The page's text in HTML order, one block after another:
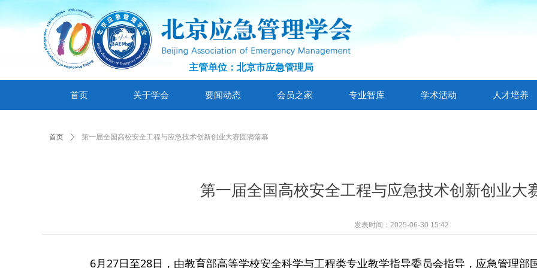
主管单位：北京市应急管理局
首页 关于学会 要闻动态 会员之家 专业智库 学术活动 人才培养
第一届全国高校安全工程与应急技术创新创业大
6月27日至28日，由教育部高等学校安全科学与工程类专业教学指导委员会指导，应急管理
首页 ꄲ 第一届全国高校安全工程与应急技术创新创业大赛圆满落幕
发表时间： 2025-06-30 15:42